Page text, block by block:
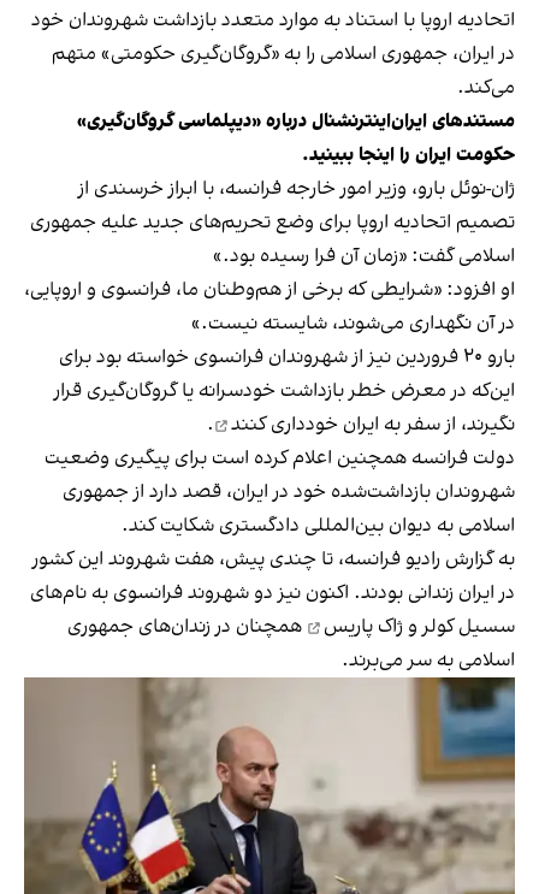
اتحادیه اروپا با استناد به موارد متعدد بازداشت شهروندان خود
در ایران، جمهوری اسلامی را به «گروگان‌گیری حکومتی» متهم
می‌کند.
مستندهای ایران‌اینترنشنال درباره «دیپلماسی گروگان‌گیری»
حکومت ایران را اینجا ببینید.
ژان-نوئل بارو، وزیر امور خارجه فرانسه، با ابراز خرسندی از
تصمیم اتحادیه اروپا برای وضع تحریم‌های جدید علیه جمهوری
اسلامی گفت: «زمان آن فرا رسیده بود.»
او افزود: «شرایطی که برخی از هم‌وطنان ما، فرانسوی و اروپایی،
در آن نگهداری می‌شوند، شایسته نیست.»
بارو ۲۰ فروردین نیز از شهروندان فرانسوی خواسته بود برای
این‌که در معرض خطر بازداشت خودسرانه یا گروگان‌گیری قرار
نگیرند، از سفر به ایران خودداری کنند
.
دولت فرانسه همچنین اعلام کرده است برای پیگیری وضعیت
شهروندان بازداشت‌شده خود در ایران، قصد دارد از جمهوری
اسلامی به دیوان بین‌المللی دادگستری شکایت کند.
به گزارش رادیو فرانسه، تا چندی پیش، هفت شهروند این کشور
در ایران زندانی بودند. اکنون نیز دو شهروند فرانسوی به نام‌های
سسیل کولر و ژاک پاریس
همچنان در زندان‌های جمهوری
اسلامی به سر می‌برند.